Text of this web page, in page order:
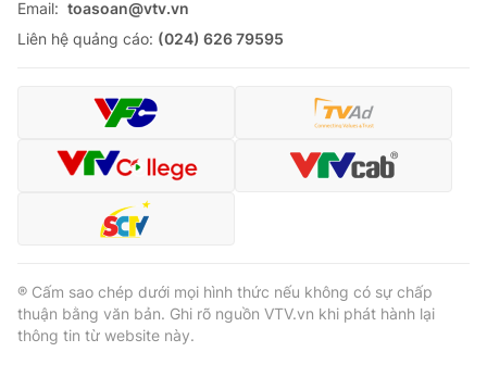
Email: toasoan@vtv.vn
Liên hệ quảng cáo: (024) 626 79595
® Cấm sao chép dưới mọi hình thức nếu không có sự chấp
thuận bằng văn bản. Ghi rõ nguồn VTV.vn khi phát hành lại
thông tin từ website này.